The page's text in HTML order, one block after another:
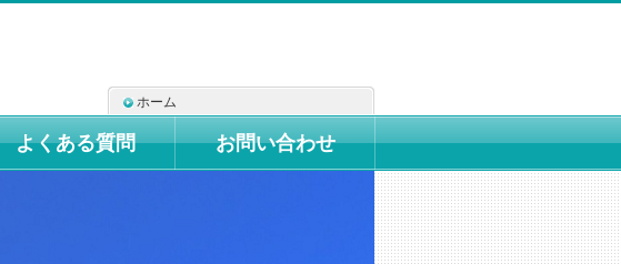
ホーム
よくある質問 お問い合わせ